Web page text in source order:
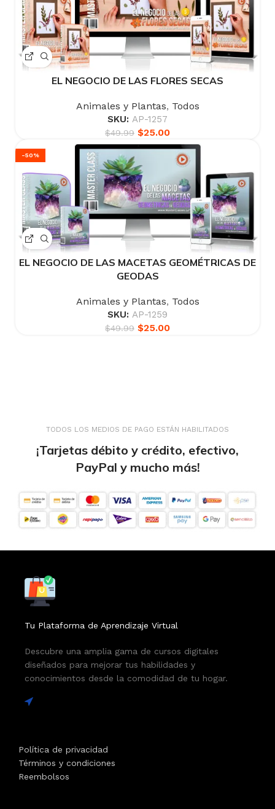
EL NEGOCIO DE LAS FLORES SECAS
Animales y Plantas, Todos
SKU: AP-1257
$49.99 $25.00
-50%
EL NEGOCIO DE LAS MACETAS GEOMÉTRICAS DE
GEODAS
Animales y Plantas, Todos
SKU: AP-1259
$49.99 $25.00
TODOS LOS MEDIOS DE PAGO ESTÁN HABILITADOS
¡Tarjetas débito y crédito, efectivo,
PayPal y mucho más!
Tu Plataforma de Aprendizaje Virtual
Descubre una amplia gama de cursos digitales
diseñados para mejorar tus habilidades y
conocimientos desde la comodidad de tu hogar.
Política de privacidad
Términos y condiciones
Reembolsos